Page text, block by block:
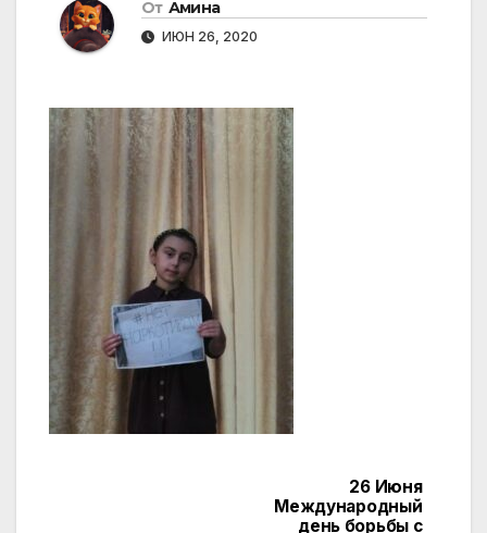
От Амина
ИЮН 26, 2020
26 Июня
Международный
день борьбы с